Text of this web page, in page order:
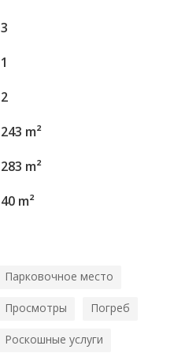
3
1
2
243 m²
283 m²
40 m²
Парковочное место
Просмотры Погреб
Роскошные услуги